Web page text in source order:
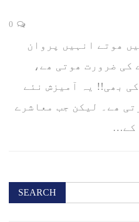
ھوتے انہیں پروان
کی ضرورت ھوتی ھے،
بھی!! یہ آمیزش نئے
ھے۔ لیکن جب معاشرے
کے…